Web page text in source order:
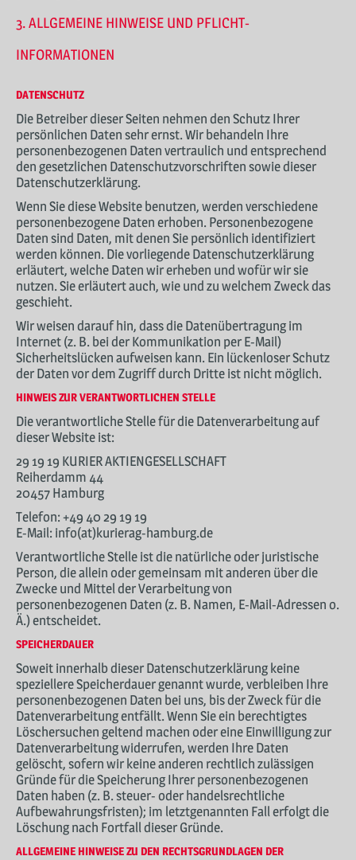
3. ALLGEMEINE HINWEISE UND PFLICHT­
INFORMATIONEN
DATENSCHUTZ
Die Betreiber dieser Seiten nehmen den Schutz Ihrer
persönlichen Daten sehr ernst. Wir behandeln Ihre
personenbezogenen Daten vertraulich und entsprechend
den gesetzlichen Datenschutzvorschriften sowie dieser
Datenschutzerklärung.
Wenn Sie diese Website benutzen, werden verschiedene
personenbezogene Daten erhoben. Personenbezogene
Daten sind Daten, mit denen Sie persönlich identifiziert
werden können. Die vorliegende Datenschutzerklärung
erläutert, welche Daten wir erheben und wofür wir sie
nutzen. Sie erläutert auch, wie und zu welchem Zweck das
geschieht.
Wir weisen darauf hin, dass die Datenübertragung im
Internet (z. B. bei der Kommunikation per E-Mail)
Sicherheitslücken aufweisen kann. Ein lückenloser Schutz
der Daten vor dem Zugriff durch Dritte ist nicht möglich.
HINWEIS ZUR VERANTWORTLICHEN STELLE
Die verantwortliche Stelle für die Datenverarbeitung auf
dieser Website ist:
29 19 19 KURIER AKTIENGESELLSCHAFT
Reiherdamm 44
20457 Hamburg
Telefon: +49 40 29 19 19
E-Mail: info(at)kurierag-hamburg.de
Verantwortliche Stelle ist die natürliche oder juristische
Person, die allein oder gemeinsam mit anderen über die
Zwecke und Mittel der Verarbeitung von
personenbezogenen Daten (z. B. Namen, E-Mail-Adressen o.
Ä.) entscheidet.
SPEICHERDAUER
Soweit innerhalb dieser Datenschutzerklärung keine
speziellere Speicherdauer genannt wurde, verbleiben Ihre
personenbezogenen Daten bei uns, bis der Zweck für die
Datenverarbeitung entfällt. Wenn Sie ein berechtigtes
Löschersuchen geltend machen oder eine Einwilligung zur
Datenverarbeitung widerrufen, werden Ihre Daten
gelöscht, sofern wir keine anderen rechtlich zulässigen
Gründe für die Speicherung Ihrer personenbezogenen
Daten haben (z. B. steuer- oder handelsrechtliche
Aufbewahrungsfristen); im letztgenannten Fall erfolgt die
Löschung nach Fortfall dieser Gründe.
ALLGEMEINE HINWEISE ZU DEN RECHTSGRUNDLAGEN DER